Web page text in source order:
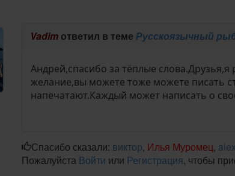
Vadimответил в теме Русскоязычный
Андрей,спасибо за тёплые слова.Друзья,я
желание,вы можете тоже можете писать
напечатают.Каждый может написать о
Спасибо сказали: виктор, Илья Муромец,
Пожалуйста Войти или Регистрация, чтобы